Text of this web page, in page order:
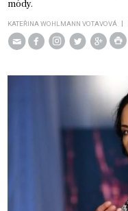
módy.
KATEŘINA WOHLMANN VOTAVOVÁ